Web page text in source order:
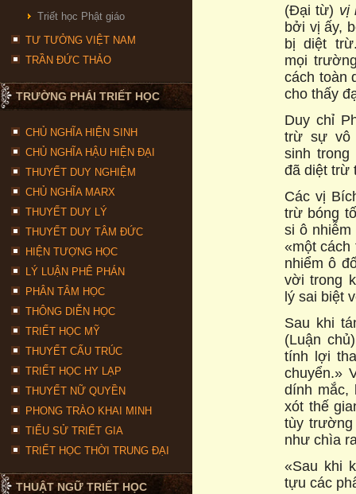
Triết học Phật giáo
TƯ TƯỞNG VIỆT NAM
TRẦN ĐỨC THẢO
TRƯỜNG PHÁI TRIẾT HỌC
CHỦ NGHĨA HIỆN SINH
CHỦ NGHĨA HẬU HIỆN ĐẠI
THUYẾT DUY NGHIỆM
CHỦ NGHĨA MARX
THUYẾT DUY LÝ
THUYẾT DUY TÂM ĐỨC
HIỆN TƯỢNG HỌC
LÝ LUẬN PHÊ PHÁN
PHÂN TÂM HỌC
THÔNG DIỄN HỌC
TRIẾT HỌC MỸ
THUYẾT CẤU TRÚC
TRIẾT HỌC HY LẠP
THUYẾT NỮ QUYỀN
PHONG TRÀO KHAI MINH
TIỂU SỬ TRIẾT GIA
TRIẾT HỌC THỜI TRUNG ĐẠI
THUẬT NGỮ TRIẾT HỌC
(Đại từ) vị
bởi vị ấy,
bị diệt
mọi
cách toàn
cho thấy
Duy chỉ
trừ sự vô
sinh
đã diệt trừ
Các vị
trừ bóng
si ô nhiễm
«một cách
nhiểm ô
vời trong
lý sai biệt
Sau khi
(Luận
tính lợi
chuyển.»
dính mắc,
xót thế
tùy
như chìa
«Sau khi
tựu các